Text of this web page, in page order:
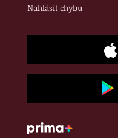
Nahlásit chybu